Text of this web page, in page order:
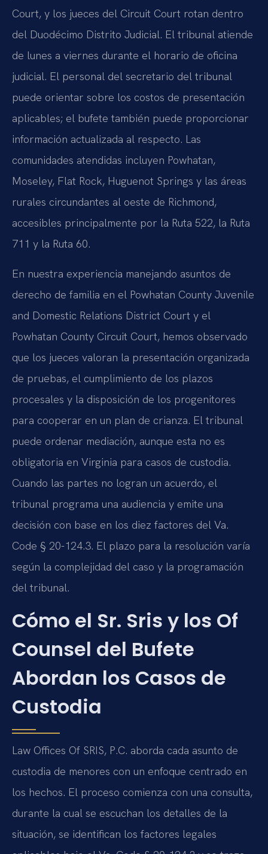
Court, y los jueces del Circuit Court rotan dentro
del Duodécimo Distrito Judicial. El tribunal atiende
de lunes a viernes durante el horario de oficina
judicial. El personal del secretario del tribunal
puede orientar sobre los costos de presentación
aplicables; el bufete también puede proporcionar
información actualizada al respecto. Las
comunidades atendidas incluyen Powhatan,
Moseley, Flat Rock, Huguenot Springs y las áreas
rurales circundantes al oeste de Richmond,
accesibles principalmente por la Ruta 522, la Ruta
711 y la Ruta 60.
En nuestra experiencia manejando asuntos de
derecho de familia en el Powhatan County Juvenile
and Domestic Relations District Court y el
Powhatan County Circuit Court, hemos observado
que los jueces valoran la presentación organizada
de pruebas, el cumplimiento de los plazos
procesales y la disposición de los progenitores
para cooperar en un plan de crianza. El tribunal
puede ordenar mediación, aunque esta no es
obligatoria en Virginia para casos de custodia.
Cuando las partes no logran un acuerdo, el
tribunal programa una audiencia y emite una
decisión con base en los diez factores del Va.
Code § 20-124.3. El plazo para la resolución varía
según la complejidad del caso y la programación
del tribunal.
Cómo el Sr. Sris y los Of
Counsel del Bufete
Abordan los Casos de
Custodia
Law Offices Of SRIS, P.C. aborda cada asunto de
custodia de menores con un enfoque centrado en
los hechos. El proceso comienza con una consulta,
durante la cual se escuchan los detalles de la
situación, se identifican los factores legales